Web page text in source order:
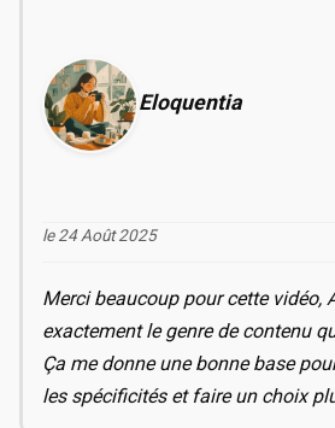
Eloquentia
le 24 Août 2025
Merci beaucoup pour cette vidéo,
exactement le genre de contenu
Ça me donne une bonne base
les spécificités et faire un choix